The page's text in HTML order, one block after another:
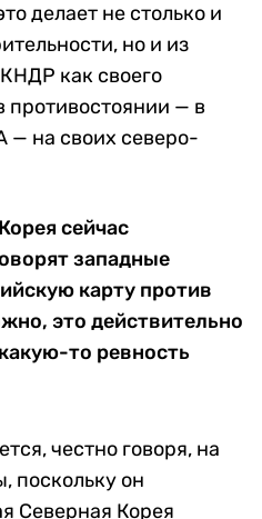
делает не столько и
но и из
как своего
противостоянии — в
— на своих северо-
сейчас
западные
карту против
это действительно
то ревность
честно говоря, на
поскольку он
Северная Корея